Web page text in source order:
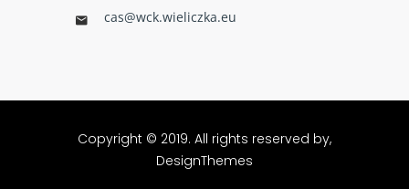
cas@wck.wieliczka.eu
Copyright © 2019. All rights reserved by,
DesignThemes